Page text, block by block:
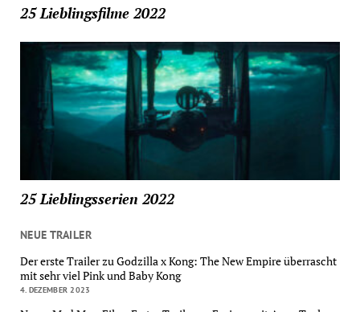
25 Lieblingsfilme 2022
25 Lieblingsserien 2022
NEUE TRAILER
Der erste Trailer zu Godzilla x Kong: The New Empire überrascht
mit sehr viel Pink und Baby Kong
4. DEZEMBER 2023